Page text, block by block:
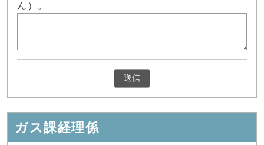
ん）。
ガス課経理係